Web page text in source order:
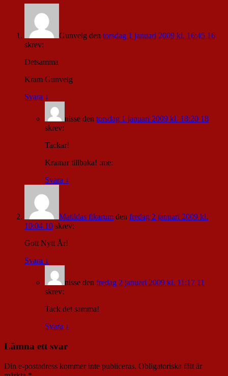
Gunveig den torsdag 1 januari 2009 kl. 16:45 16
skrev:
Detsamma
Kram Gunveig
Svara ↓
nisse den torsdag 1 januari 2009 kl. 18:20 18
skrev:
Tackar!
Kramar tillbaka! :me:
Svara ↓
Matildas fikarum den fredag 2 januari 2009 kl.
10:04 10 skrev:
Gott Nytt År!
Svara ↓
nisse den fredag 2 januari 2009 kl. 11:17 11
skrev:
Tack det samma!
Svara ↓
Lämna ett svar
Din e-postadress kommer inte publiceras. Obligatoriska fält är